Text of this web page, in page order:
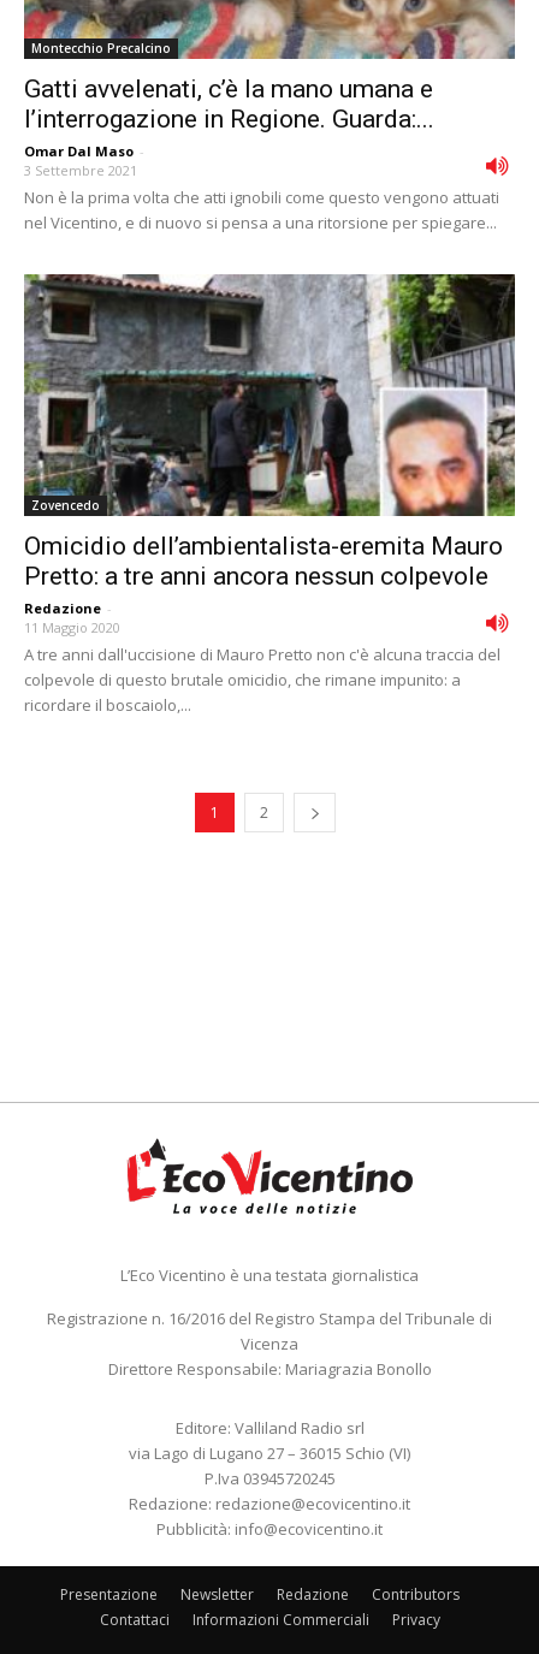
Montecchio Precalcino
Gatti avvelenati, c’è la mano umana e
l’interrogazione in Regione. Guarda:...
Omar Dal Maso -
3 Settembre 2021
Non è la prima volta che atti ignobili come questo vengono attuati
nel Vicentino, e di nuovo si pensa a una ritorsione per spiegare...
Zovencedo
Omicidio dell’ambientalista-eremita Mauro
Pretto: a tre anni ancora nessun colpevole
Redazione -
11 Maggio 2020
A tre anni dall'uccisione di Mauro Pretto non c'è alcuna traccia del
colpevole di questo brutale omicidio, che rimane impunito: a
ricordare il boscaiolo,...
1 2
L’Eco Vicentino è una testata giornalistica
Registrazione n. 16/2016 del Registro Stampa del Tribunale di
Vicenza
Direttore Responsabile: Mariagrazia Bonollo
Editore: Valliland Radio srl
via Lago di Lugano 27 – 36015 Schio (VI)
P.Iva 03945720245
Redazione: redazione@ecovicentino.it
Pubblicità: info@ecovicentino.it
Presentazione Newsletter Redazione
Contributors
Contattaci
Informazioni Commerciali Privacy